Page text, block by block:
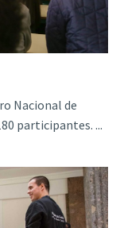
Nacional de
participantes. ...